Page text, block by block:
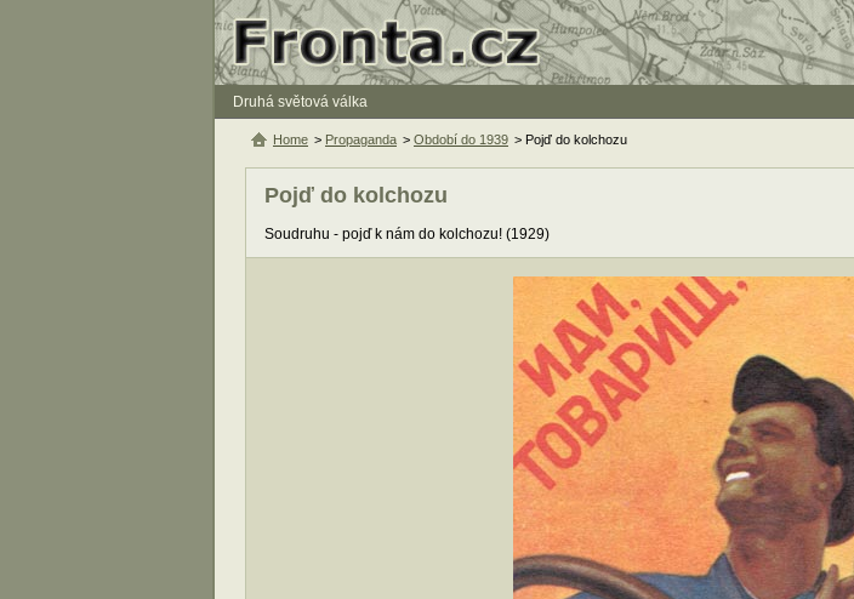
Druhá světová válka
Pojď do kolchozu
Soudruhu - pojď k nám do kolchozu! (1929)
Home > Propaganda > Období do 1939 > Pojď do kolchozu